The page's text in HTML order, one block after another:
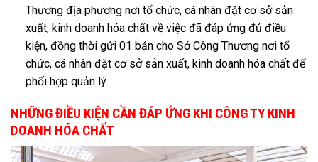
Thương địa phương nơi tổ chức, cá nhân đặt cơ sở sản
xuất, kinh doanh hóa chất về việc đã đáp ứng đủ điều
kiện, đồng thời gửi 01 bản cho Sở Công Thương nơi tổ
chức, cá nhân đặt cơ sở sản xuất, kinh doanh hóa chất để
phối hợp quản lý.
NHỮNG ĐIỀU KIỆN CẦN ĐÁP ỨNG KHI CÔNG TY KINH
DOANH HÓA CHẤT